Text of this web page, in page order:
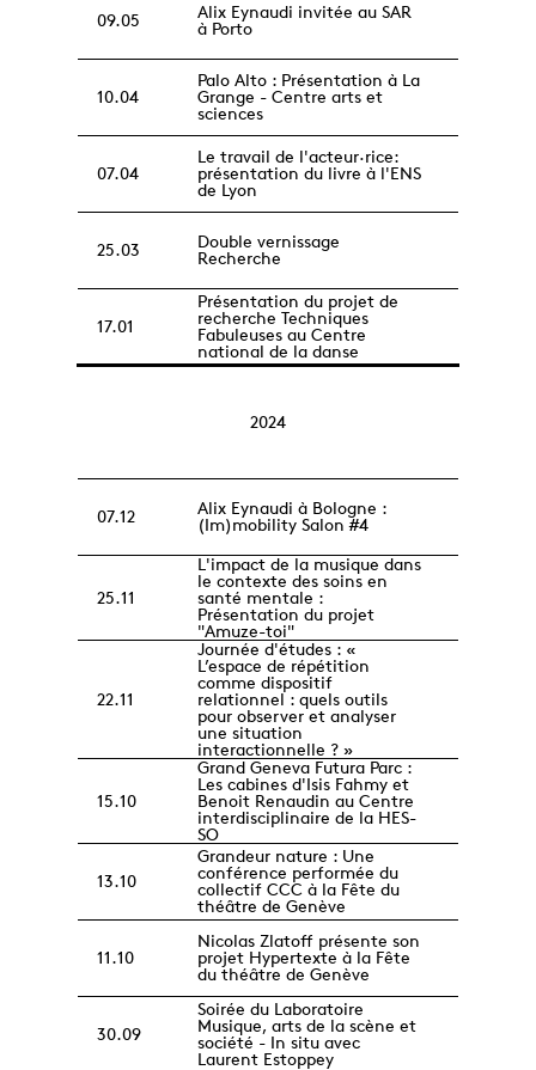
09.05
Alix Eynaudi invitée au SAR
à Porto
10.04
Palo Alto : Présentation à La
Grange - Centre arts et
sciences
07.04
Le travail de l'acteur·rice:
présentation du livre à l'ENS
de Lyon
25.03
Double vernissage
Recherche
17.01
Présentation du projet de
recherche Techniques
Fabuleuses au Centre
national de la danse
2024
07.12
Alix Eynaudi à Bologne :
(Im)mobility Salon #4
25.11
L'impact de la musique dans
le contexte des soins en
santé mentale :
Présentation du projet
"Amuze-toi"
22.11
Journée d'études : «
L’espace de répétition
comme dispositif
relationnel : quels outils
pour observer et analyser
une situation
interactionnelle ? »
15.10
Grand Geneva Futura Parc :
Les cabines d'Isis Fahmy et
Benoit Renaudin au Centre
interdisciplinaire de la HES-
SO
13.10
Grandeur nature : Une
conférence performée du
collectif CCC à la Fête du
théâtre de Genève
11.10
Nicolas Zlatoff présente son
projet Hypertexte à la Fête
du théâtre de Genève
30.09
Soirée du Laboratoire
Musique, arts de la scène et
société - In situ avec
Laurent Estoppey